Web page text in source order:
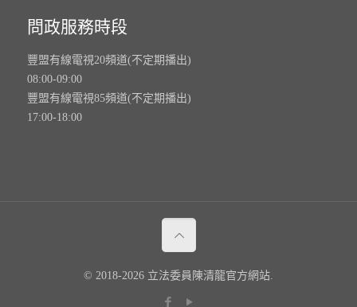
問政服務時段
豐盟有線電視20頻道(不定期播出)
08:00-09:00
豐盟有線電視85頻道(不定期播出)
17:00-18:00
© 2018-2026 立法委員陳清龍官方網站.